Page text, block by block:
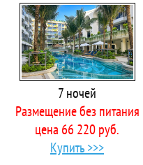
7 ночей
Размещение без питания
цена 66 220 руб.
Купить >>>